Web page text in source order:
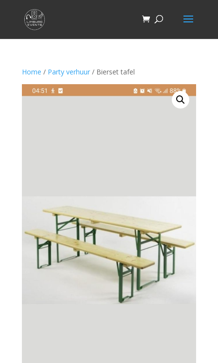
Home / Party verhuur/ Bierset tafel